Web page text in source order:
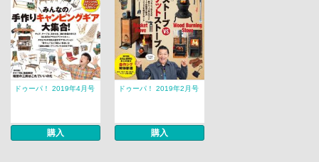
ドゥーパ！ 2019年4月号
購入
ドゥーパ！ 2019年2月号
購入